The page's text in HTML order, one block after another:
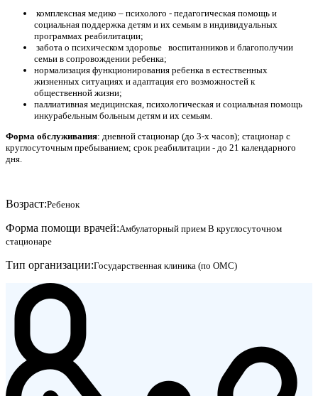
комплексная медико – психолого - педагогическая помощь и
социальная поддержка детям и их семьям в индивидуальных
программах реабилитации;
забота о психическом здоровье воспитанников и благополучии
семьи в сопровождении ребенка;
нормализация функционирования ребенка в естественных
жизненных ситуациях и адаптация его возможностей к
общественной жизни;
паллиативная медицинская, психологическая и социальная помощь
инкурабельным больным детям и их семьям.
Форма обслуживания: дневной стационар (до 3-х часов); стационар с
круглосуточным пребыванием; срок реабилитации - до 21 календарного
дня.
Возраст:Ребенок
Форма помощи врачей:Амбулаторный прием В круглосуточном
стационаре
Тип организации:Государственная клиника (по ОМС)